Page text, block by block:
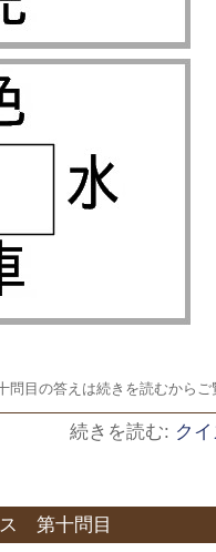
目の答えは続きを読むからご
続きを読む: ク
ス 第十問目